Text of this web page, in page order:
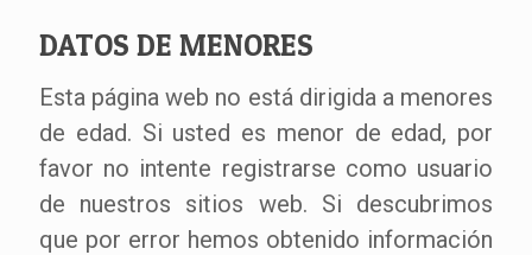
DATOS DE MENORES
Esta página web no está dirigida a menores
de edad. Si usted es menor de edad, por
favor no intente registrarse como usuario
de nuestros sitios web. Si descubrimos
que por error hemos obtenido información